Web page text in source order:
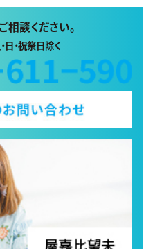
相談ください。
・祝祭日除く